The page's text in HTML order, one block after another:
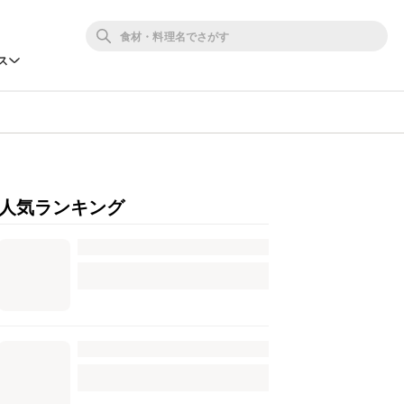
人気ランキング